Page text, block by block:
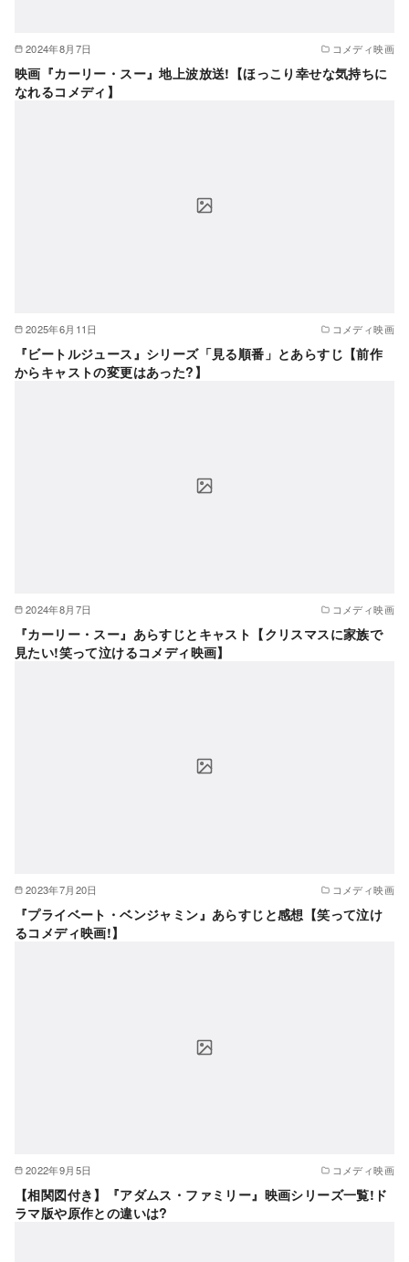
2024年8月7日 コメディ映画
映画『カーリー・スー』地上波放送!【ほっこり幸せな気持ちに
なれるコメディ】
2025年6月11日 コメディ映画
『ビートルジュース』シリーズ「見る順番」とあらすじ【前作
からキャストの変更はあった?】
2024年8月7日 コメディ映画
『カーリー・スー』あらすじとキャスト【クリスマスに家族で
見たい!笑って泣けるコメディ映画】
2023年7月20日 コメディ映画
『プライベート・ベンジャミン』あらすじと感想【笑って泣け
るコメディ映画!】
2022年9月5日 コメディ映画
【相関図付き】『アダムス・ファミリー』映画シリーズ一覧!ド
ラマ版や原作との違いは?